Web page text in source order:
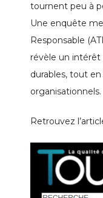
tournent peu à
Une enquête
Responsable
révèle un intérêt
durables, tout
organisationnels.
Retrouvez